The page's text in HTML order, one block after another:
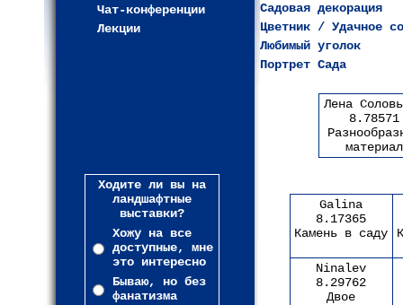
Чат-конференции
Лекции
Ходите ли вы на
ландшафтные
выставки?
Хожу на все
доступные, мне
это интересно
Бываю, но без
фанатизма
Садовая декорация
Цветник / Удачное
Любимый уголок
Портрет Сада
Лена
8.78571
материал
Galina
8.17365
Камень в саду
Ninalev
8.29762
Двое